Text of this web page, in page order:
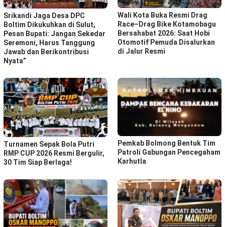
Srikandi Jaga Desa DPC
Boltim Dikukuhkan di Sulut,
Pesan Bupati: Jangan Sekedar
Seremoni, Harus Tanggung
Jawab dan Berikontribusi
Nyata”
Wali Kota Buka Resmi Drag
Race–Drag Bike Kotamobagu
Bersahabat 2026: Saat Hobi
Otomotif Pemuda Disalurkan
di Jalur Resmi
Turnamen Sepak Bola Putri
RMP CUP 2026 Resmi Bergulir,
30 Tim Siap Berlaga!
Pemkab Bolmong Bentuk Tim
Patroli Gabungan Pencegaham
Karhutla